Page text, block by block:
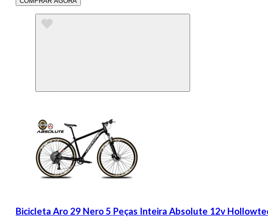
Bicicleta Aro 29 Nero 5 Peças Inteira Absolute 12v